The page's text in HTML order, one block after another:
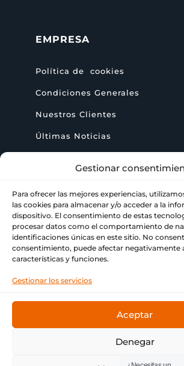
Gestionar
Para ofrecer las mejores experiencias,
las cookies para almacenar y/o acceder a la
dispositivo. El consentimiento de estas
procesar datos como el comportamiento de
identificaciones únicas en este sitio. No
consentimiento, puede afectar negativamente
características y funciones.
Gestionar los servicios
Aceptar
Denegar
EMPRESA
Política de cookies
Condiciones Generales
Nuestros Clientes
Últimas Noticias
 + 34 622 09 02 49
 info@paraimprimir.es
Castelldefels, Barcelona